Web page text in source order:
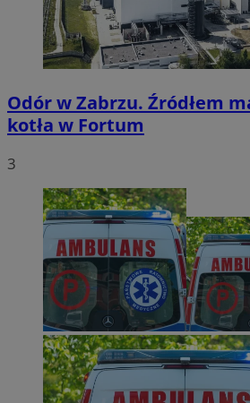
Odór w Zabrzu. Źródłem
kotła w Fortum
3